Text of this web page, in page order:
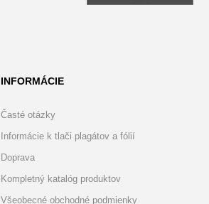
INFORMÁCIE
Časté otázky
Informácie k tlači plagátov a fólií
Doprava
Kompletný katalóg produktov
Všeobecné obchodné podmienky